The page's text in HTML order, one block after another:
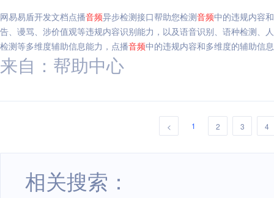
网易易盾开发文档点播音频异步检测接口帮助您检测音频中的违规内容
告、谩骂、涉价值观等违规内容识别能力，以及语音识别、语种检测、
检测等多维度辅助信息能力，点播音频中的违规内容和多维度的辅助信
来自：帮助中心
< 1 2 3 4
相关搜索：